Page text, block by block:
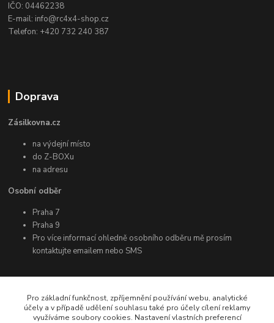
IČO: 04462238
E-mail: info@rc4x4-shop.cz
Telefon: +420 732 240 387
Doprava
Zásilkovna.cz
na výdejní místo
do Z-BOXu
na adresu
Osobní odběr
Praha 7
Praha 9
Pro více informací ohledně osobního odběru mě prosím
kontaktujte emailem nebo SMS
Další informace
Facebook
Pro základní funkčnost, zpříjemnění používání webu, analytické
účely a v případě udělení souhlasu také pro účely cílení reklamy
využíváme soubory cookies. Nastavení vlastních preferencí